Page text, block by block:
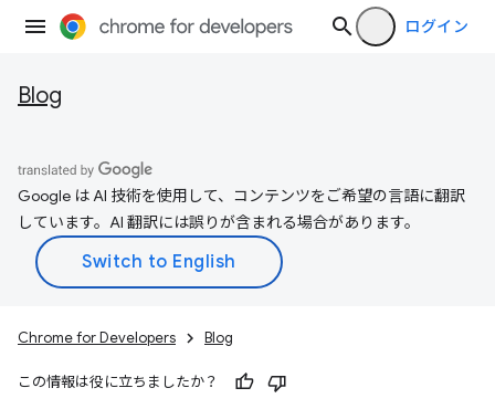
ログイン
Blog
Google は AI 技術を使用して、コンテンツをご希望の言語に翻訳
しています。AI 翻訳には誤りが含まれる場合があります。
Chrome for Developers Blog
この情報は役に立ちましたか？